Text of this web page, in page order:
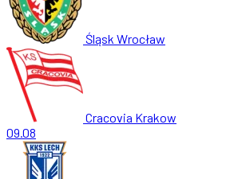
Śląsk Wrocław
Cracovia Krakow
09.08